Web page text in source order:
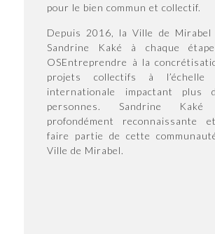
pour le bien commun et collectif.
Depuis 2016, la Ville de Mirabel
Sandrine Kaké à chaque
OSEntreprendre à la
projets collectifs à l’échelle
internationale impactant plus
personnes. Sandrine
profondément reconnaissante
faire partie de cette
Ville de Mirabel.